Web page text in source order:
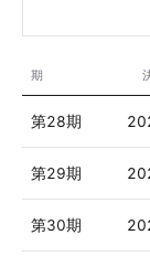
期
第28期
第29期
第30期